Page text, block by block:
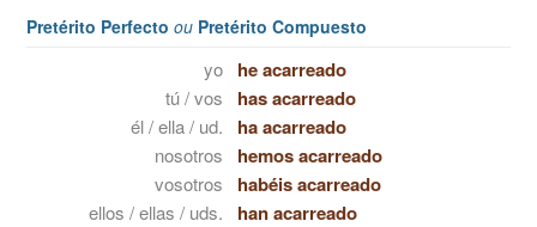
Pretérito Perfecto ou Pretérito Compuesto
yo he acarreado
tú / vos has acarreado
él / ella / ud. ha acarreado
nosotros hemos acarreado
vosotros habéis acarreado
ellos / ellas / uds. han acarreado